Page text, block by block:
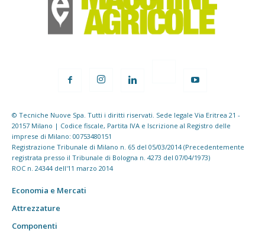
© Tecniche Nuove Spa. Tutti i diritti riservati. Sede legale Via Eritrea 21 -
20157 Milano | Codice fiscale, Partita IVA e Iscrizione al Registro delle
imprese di Milano: 00753480151
Registrazione Tribunale di Milano n. 65 del 05/03/2014 (Precedentemente
registrata presso il Tribunale di Bologna n. 4273 del 07/04/1973)
ROC n. 24344 dell'11 marzo 2014
Economia e Mercati
Attrezzature
Componenti